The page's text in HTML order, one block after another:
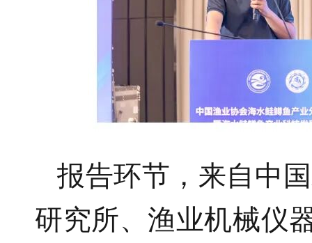
报告环节，来自中
研究所、渔业机械仪